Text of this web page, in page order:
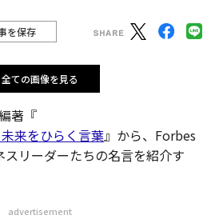
を保存
全ての画像を見る
著『
来をひらく言葉』から、Forbes
リーダーたちの名言を紹介す
advertisement